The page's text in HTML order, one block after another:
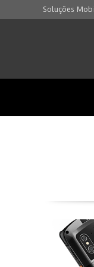
Soluções